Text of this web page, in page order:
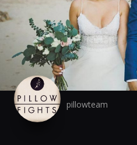
pillowteam